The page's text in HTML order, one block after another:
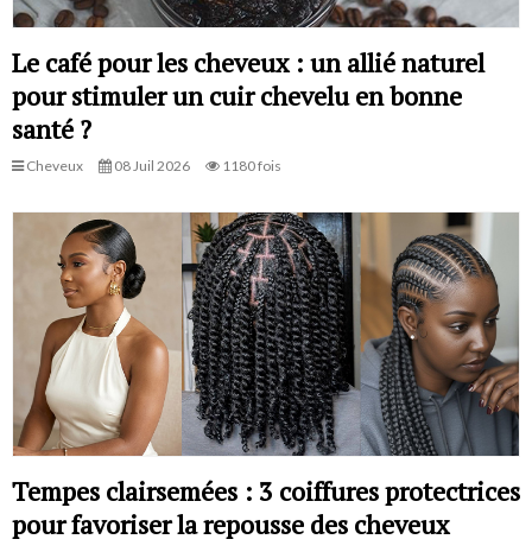
Le café pour les cheveux : un allié naturel
pour stimuler un cuir chevelu en bonne
santé ?
Cheveux 08 Juil 2026 1180 fois
Tempes clairsemées : 3 coiffures protectrices
pour favoriser la repousse des cheveux